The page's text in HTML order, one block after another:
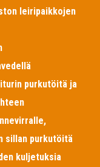
leiripaikkojen
purkutöitä ja
sillan purkutöitä
kuljetuksia